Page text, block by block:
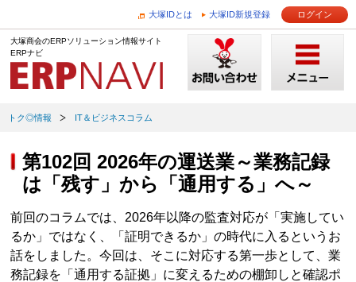
大塚IDとは 大塚ID新規登録 ログイン
大塚商会のERPソリューション情報サイト
ERPナビ
トク◎情報 IT＆ビジネスコラム
第102回 2026年の運送業～業務記録
は「残す」から「通用する」へ～
前回のコラムでは、2026年以降の監査対応が「実施してい
るか」ではなく、「証明できるか」の時代に入るというお
話をしました。今回は、そこに対応する第一歩として、業
務記録を「通用する証拠」に変えるための棚卸しと確認ポ